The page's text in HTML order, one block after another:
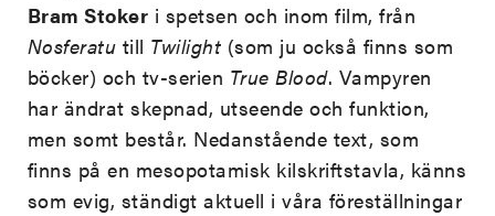
Bram Stoker i spetsen och inom film, från
Nosferatu till Twilight (som ju också finns som
böcker) och tv-serien True Blood. Vampyren
har ändrat skepnad, utseende och funktion,
men somt består. Nedanstående text, som
finns på en mesopotamisk kilskriftstavla, känns
som evig, ständigt aktuell i våra föreställningar